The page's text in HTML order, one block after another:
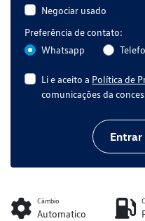
Negociar usado
Preferência de contato:
Whatsapp
Li e aceito a Política de
comunicações da
Câmbio
Automatico